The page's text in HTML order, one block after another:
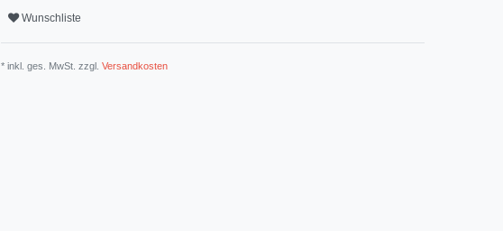
Wunschliste
* inkl. ges. MwSt. zzgl. Versandkosten